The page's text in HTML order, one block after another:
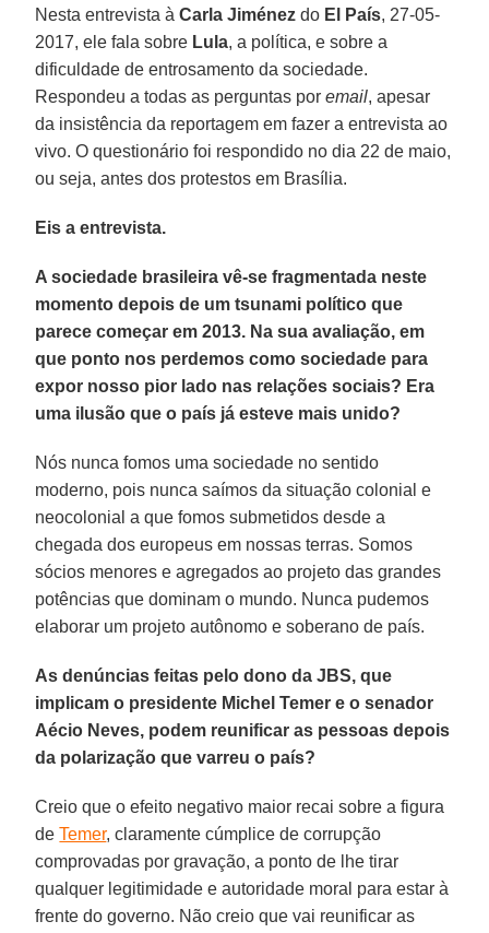
Nesta entrevista àCarla Jiménez do El País, 27-05-
2017, ele fala sobre Lula, a política, e sobre a
dificuldade de entrosamento da sociedade.
Respondeu a todas as perguntas poremail, apesar
da insistência da reportagem em fazer a entrevista ao
vivo. O questionário foi respondido no dia 22 de maio,
ou seja, antes dos protestos em Brasília.
Eis a entrevista.
A sociedade brasileira vê-se fragmentada neste
momento depois de um tsunami político que
parece começar em 2013. Na sua avaliação, em
que ponto nos perdemos como sociedade para
expor nosso pior lado nas relações sociais? Era
uma ilusão que o país já esteve mais unido?
Nós nunca fomos uma sociedade no sentido
moderno, pois nunca saímos da situação colonial e
neocolonial a que fomos submetidos desde a
chegada dos europeus em nossas terras. Somos
sócios menores e agregados ao projeto das grandes
potências que dominam o mundo. Nunca pudemos
elaborar um projeto autônomo e soberano de país.
As denúncias feitas pelo dono da JBS, que
implicam o presidente Michel Temer e o senador
Aécio Neves, podem reunificar as pessoas depois
da polarização que varreu o país?
Creio que o efeito negativo maior recai sobre a figura
deTemer, claramente cúmplice de corrupção
comprovadas por gravação, a ponto de lhe tirar
qualquer legitimidade e autoridade moral para estar à
frente do governo. Não creio que vai reunificar as